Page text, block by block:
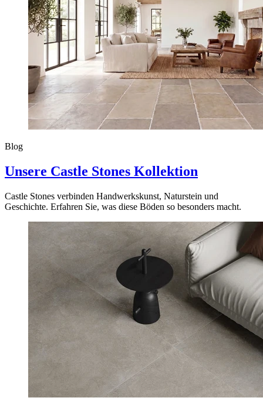
Blog
Unsere Castle Stones Kollektion
Castle Stones verbinden Handwerkskunst, Naturstein und
Geschichte. Erfahren Sie, was diese Böden so besonders macht.